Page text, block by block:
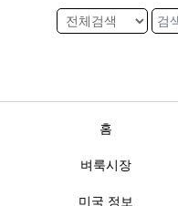
홈
벼룩시장
미국 정보